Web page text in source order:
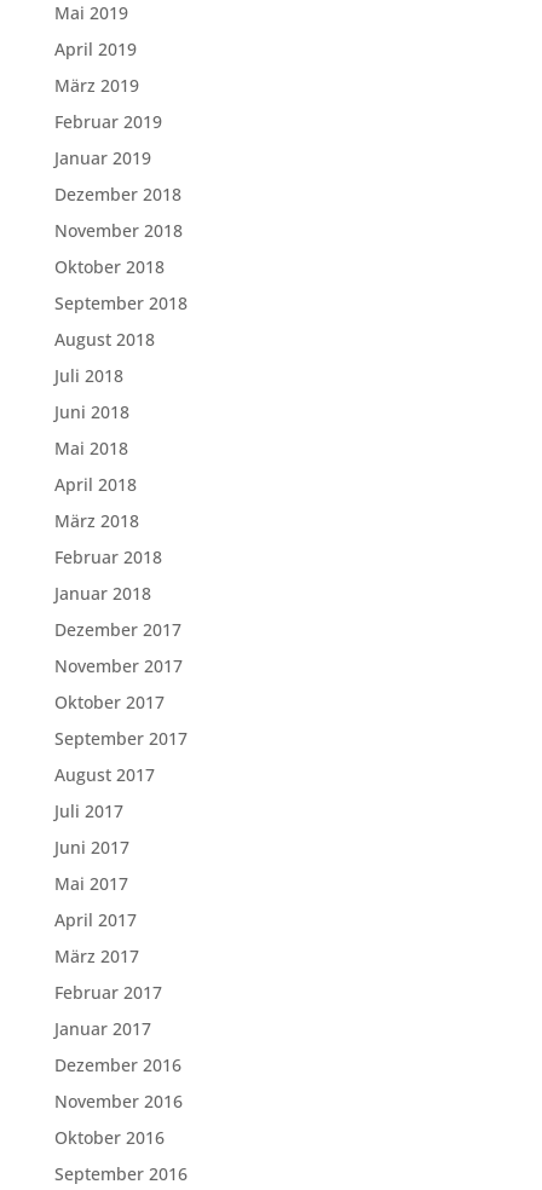
Mai 2019
April 2019
März 2019
Februar 2019
Januar 2019
Dezember 2018
November 2018
Oktober 2018
September 2018
August 2018
Juli 2018
Juni 2018
Mai 2018
April 2018
März 2018
Februar 2018
Januar 2018
Dezember 2017
November 2017
Oktober 2017
September 2017
August 2017
Juli 2017
Juni 2017
Mai 2017
April 2017
März 2017
Februar 2017
Januar 2017
Dezember 2016
November 2016
Oktober 2016
September 2016